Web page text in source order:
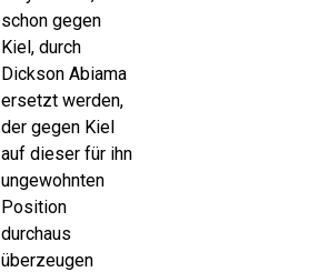
schon gegen
Kiel, durch
Dickson Abiama
ersetzt werden,
der gegen Kiel
auf dieser für ihn
ungewohnten
Position
durchaus
überzeugen